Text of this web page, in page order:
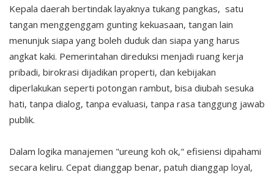
Kepala daerah bertindak layaknya tukang pangkas, satu
tangan menggenggam gunting kekuasaan, tangan lain
menunjuk siapa yang boleh duduk dan siapa yang harus
angkat kaki. Pemerintahan direduksi menjadi ruang kerja
pribadi, birokrasi dijadikan properti, dan kebijakan
diperlakukan seperti potongan rambut, bisa diubah sesuka
hati, tanpa dialog, tanpa evaluasi, tanpa rasa tanggung jawab
publik.
Dalam logika manajemen "ureung koh ok," efisiensi dipahami
secara keliru. Cepat dianggap benar, patuh dianggap loyal,